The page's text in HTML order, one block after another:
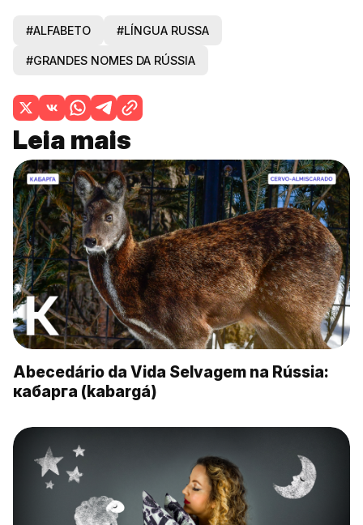
#ALFABETO #LÍNGUA RUSSA
#GRANDES NOMES DA RÚSSIA
Leia mais
Abecedário da Vida Selvagem na Rússia:
кабарга (kabargá)